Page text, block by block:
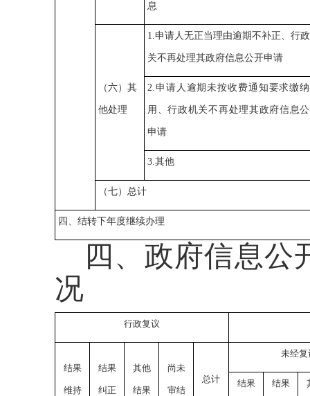
息
（六）其
他处理
1.申请人无正当理由逾期不补正、行
关不再处理其政府信息公开申请
2.申请人逾期未按收费通知要求缴
用、行政机关不再处理其政府信息
申请
3.其他
（七）总计
四、结转下年度继续办理
四、政府信息公
况
行政复议
结果
维持
结果
纠正
其他
结果
尚未
审结
总计
未经复
结果 结果